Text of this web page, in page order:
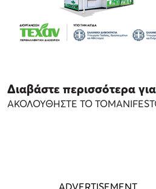
Διαβάστε περισσότερα για
ΑΚΟΛΟΥΘΗΣΤΕ ΤΟ